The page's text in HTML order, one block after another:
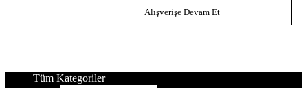
Alışverişe Devam Et
Tüm Kategoriler